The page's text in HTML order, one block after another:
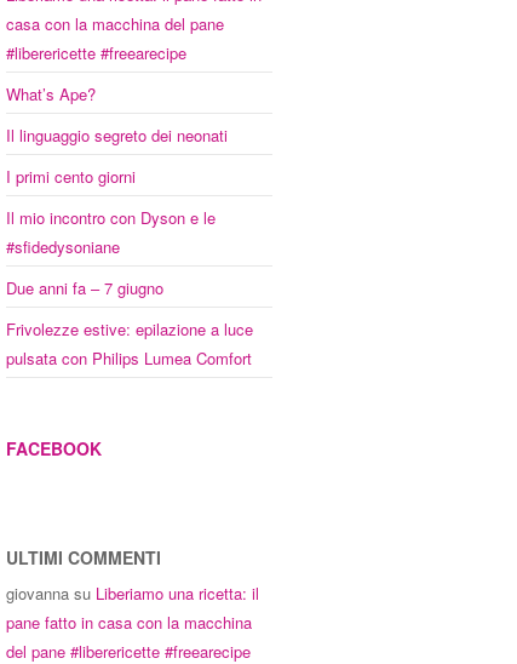
casa con la macchina del pane
#liberericette #freearecipe
What’s Ape?
Il linguaggio segreto dei neonati
I primi cento giorni
Il mio incontro con Dyson e le
#sfidedysoniane
Due anni fa – 7 giugno
Frivolezze estive: epilazione a luce
pulsata con Philips Lumea Comfort
FACEBOOK
ULTIMI COMMENTI
giovanna su Liberiamo una ricetta: il
pane fatto in casa con la macchina
del pane #liberericette #freearecipe